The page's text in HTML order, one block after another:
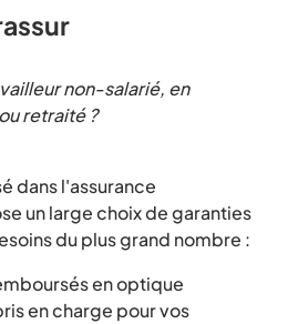
non-salarié, en
retraité ?
dans l'assurance
un large choix de garanties
du plus grand nombre :
en optique
en charge pour vos